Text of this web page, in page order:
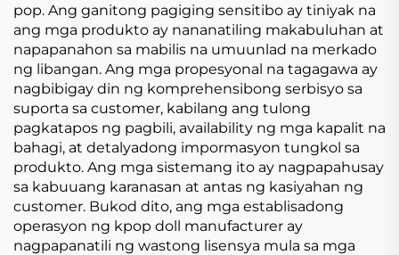
pop. Ang ganitong pagiging sensitibo ay tiniyak na
ang mga produkto ay nananatiling makabuluhan at
napapanahon sa mabilis na umuunlad na merkado
ng libangan. Ang mga propesyonal na tagagawa ay
nagbibigay din ng komprehensibong serbisyo sa
suporta sa customer, kabilang ang tulong
pagkatapos ng pagbili, availability ng mga kapalit na
bahagi, at detalyadong impormasyon tungkol sa
produkto. Ang mga sistemang ito ay nagpapahusay
sa kabuuang karanasan at antas ng kasiyahan ng
customer. Bukod dito, ang mga establisadong
operasyon ng kpop doll manufacturer ay
nagpapanatili ng wastong lisensya mula sa mga